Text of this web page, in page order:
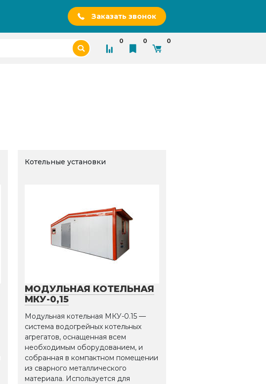
Заказать звонок
0 0 0
Котельные установки
МОДУЛЬНАЯ КОТЕЛЬНАЯ
МКУ-0,15
Модульная котельная МКУ-0.15 —
система водогрейных котельных
агрегатов, оснащенная всем
необходимым оборудованием, и
собранная в компактном помещении
из сварного металлического
материала. Используется для